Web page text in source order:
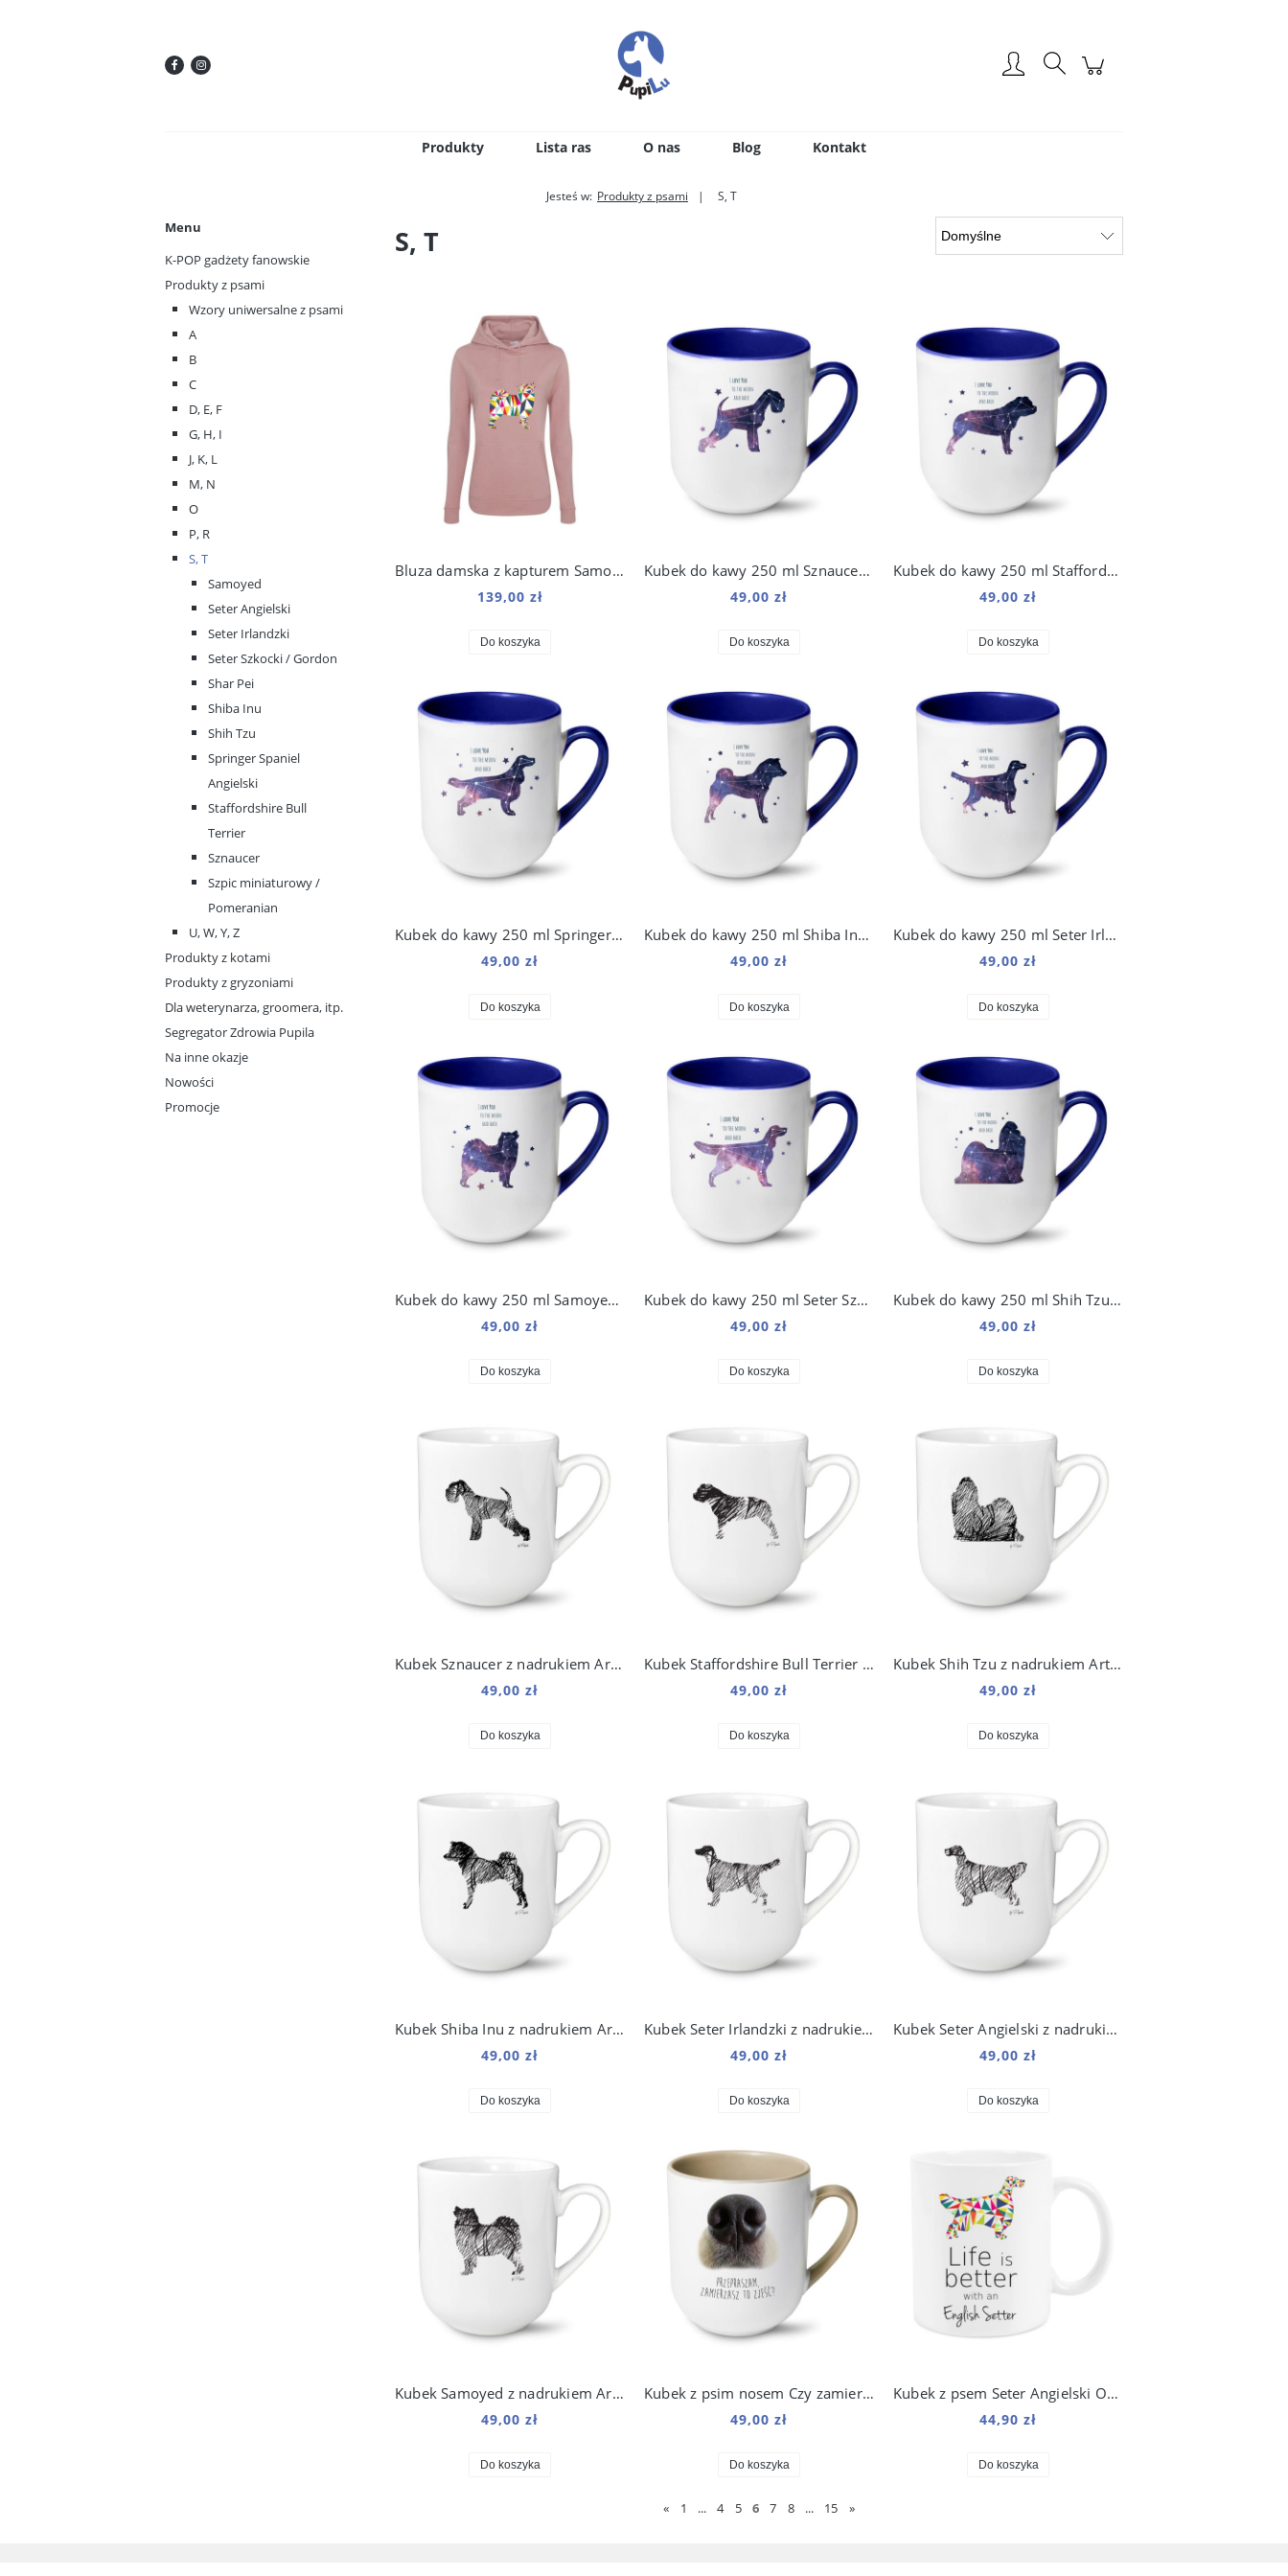
Produkty Lista ras O nas Blog Kontakt
Jesteś w: Produkty z psami S, T
Menu
K-POP gadżety fanowskie
Produkty z psami
Wzory uniwersalne z psami
A
B
C
D, E, F
G, H, I
J, K, L
M, N
O
P, R
S, T
Samoyed
Seter Angielski
Seter Irlandzki
Seter Szkocki / Gordon
Shar Pei
Shiba Inu
Shih Tzu
Springer Spaniel
Angielski
Staffordshire Bull
Terrier
Sznaucer
Szpic miniaturowy /
Pomeranian
U, W, Y, Z
Produkty z kotami
Produkty z gryzoniami
Dla weterynarza, groomera, itp.
Segregator Zdrowia Pupila
Na inne okazje
Nowości
Promocje
S, T
Bluza damska z kapturem Samoyed Origami
139,00 zł
Do koszyka
Kubek do kawy 250 ml Sznaucer Kosmo
49,00 zł
Do koszyka
Kubek do kawy 250 ml Staffordshire Bull Terrier Kosmo
49,00 zł
Do koszyka
Kubek do kawy 250 ml Springer Spaniel Angielski Kosmo
49,00 zł
Do koszyka
Kubek do kawy 250 ml Shiba Inu Kosmo
49,00 zł
Do koszyka
Kubek do kawy 250 ml Seter Irlandzki Kosmo
49,00 zł
Do koszyka
Kubek do kawy 250 ml Samoyed Kosmo
49,00 zł
Do koszyka
Kubek do kawy 250 ml Seter Szkocki Gordon Kosmo
49,00 zł
Do koszyka
Kubek do kawy 250 ml Shih Tzu Kosmo
49,00 zł
Do koszyka
Kubek Sznaucer z nadrukiem Art 250 ml
49,00 zł
Do koszyka
Kubek Staffordshire Bull Terrier z nadrukiem Art 250 ml
49,00 zł
Do koszyka
Kubek Shih Tzu z nadrukiem Art 250 ml
49,00 zł
Do koszyka
Kubek Shiba Inu z nadrukiem Art 250 ml
49,00 zł
Do koszyka
Kubek Seter Irlandzki z nadrukiem Art 250 ml
49,00 zł
Do koszyka
Kubek Seter Angielski z nadrukiem Art 250 ml
49,00 zł
Do koszyka
Kubek Samoyed z nadrukiem Art 250 ml
49,00 zł
Do koszyka
Kubek z psim nosem Czy zamierzasz to zjeść 250 ml
49,00 zł
Do koszyka
Kubek z psem Seter Angielski Origami 330 ml
44,90 zł
Do koszyka
« 1 ... 4 5 6 7 8 ... 15 »